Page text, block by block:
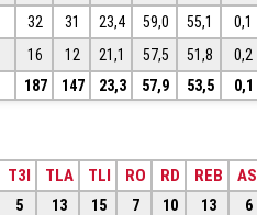
32 31 23,4 59,0 55,1
0,1
16 12 21,1 57,5 51,8
0,2
187 147 23,3 57,9 53,5 0,1
T3I TLA TLI RO RD REB
5 13 15 7 10 13 6